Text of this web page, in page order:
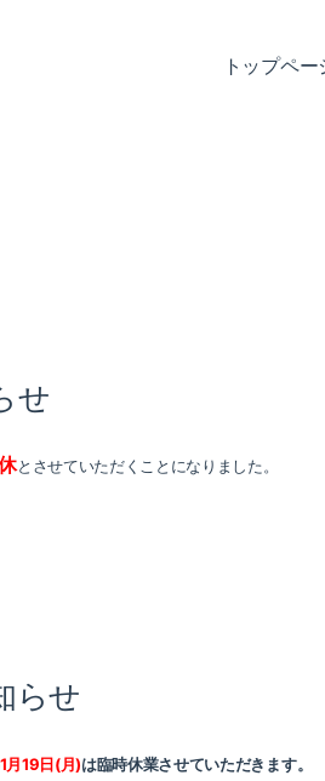
トップペー
せ
とさせていただくことになりました。
らせ
1月19日(月)は臨時休業させていただきます。